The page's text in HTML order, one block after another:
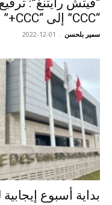
“فيتش رايتنغ”:
“CCC” إلى “CCC+” مع آفاق إيجابية
سمير بلحسن -
2022-12-01
بداية أسبوع